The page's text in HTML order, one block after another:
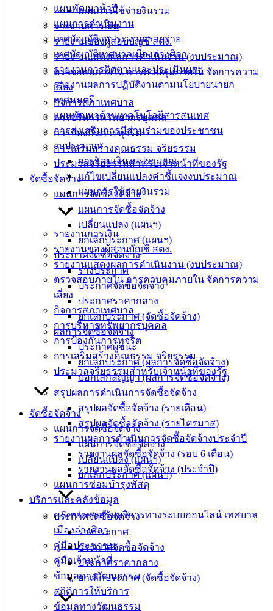
แผนการใช้จ่ายงินรวม
รายงานการเงิน
รายงานของผู้สอบบัญชี สตง.
รายงานแสดงผลการดำเนินงาน (งบประมาณ)
ตรวจสอบภายใน การควบคุมภายใน จัดการความ
เสี่ยง
กิจการสภาเทศบาล
การบริหารทรัพยากรบุคคล
การป้องกันการทุจริต
การเสริมสร้างคุณธรรม จริยธรรม
ประมวลจริยธรรมสำหรับเจ้าหน้าที่ของรัฐ
จัดซื้อจัดจ้าง
แผนการจัดซื้อจัดจ้าง
แผนการจัดซื้อจัดจ้าง
เปลี่ยนแปลง (แผนฯ)
ยกเลิกประกาศ (แผนฯ)
ประกาศจัดซื้อจัดจ้าง
ร่างประกาศ
ประกาศจัดซื้อจัดจ้าง
ประกาศราคากลาง
ยกเลิกประกาศ (จัดซื้อจัดจ้าง)
ผลการจัดซื้อจัดจ้าง
ประกาศผู้ชนะ
ยกเลิกประกาศ (ผลการจัดซื้อจัดจ้าง)
บอกเลิกสัญญา (ผลการจัดซื้อจัดจ้าง)
สรุปผลการดำเนินการจัดซื้อจัดจ้าง
สรุปผลจัดซื้อจัดจ้าง (รายเดือน)
สรุปผลจัดซื้อจัดจ้าง (รายไตรมาส)
รายงานผลการดำเนินการจัดซื้อจัดจ้างประจำปี
รายงานผลจัดซื้อจัดจ้าง (รอบ 6 เดือน)
รายงานผลจัดซื้อจัดจ้าง (ประจำปี)
แผนการซ่อมบำรุงพัสดุ
บริการและคลังข้อมูล
e-Service ขอรับบริการทางระบบออนไลน์ เทศบาล
เมืองอ่างศิลา
คู่มือประชาชน
คู่มือเจ้าหน้าที่
ข้อมูลทางวัฒนธรรม
สถิติการให้บริการ
ข้อมูลทางวัฒนธรรม
แผนพัฒนาห้าปี
แผนการดำเนินงาน
เทศบัญญัติงบประมาณรายจ่าย
เทศบัญญัติเทศบาลเมืองอ่างศิลา
รายงานการติดตามและประเมินผลฯ
รายงานผลการปฏิบัติงานตามนโยบายนายก
เทศมนตรี
แผนพัฒนาด้านเทคโนโลยีสารสนเทศ
การส่งเสริมการมีส่วนร่วมของประชาชน
งบประมาณ
การโอนเงินงบประมาณ
แก้ไขเปลี่ยนแปลงคำชี้แจงงบประมาณ
แผนการใช้จ่ายงินรวม
รายงานการเงิน
รายงานของผู้สอบบัญชี สตง.
รายงานแสดงผลการดำเนินงาน (งบประมาณ)
ตรวจสอบภายใน การควบคุมภายใน จัดการความ
เสี่ยง
กิจการสภาเทศบาล
การบริหารทรัพยากรบุคคล
การป้องกันการทุจริต
การเสริมสร้างคุณธรรม จริยธรรม
ประมวลจริยธรรมสำหรับเจ้าหน้าที่ของรัฐ
จัดซื้อจัดจ้าง
แผนการจัดซื้อจัดจ้าง
แผนการจัดซื้อจัดจ้าง
เปลี่ยนแปลง (แผนฯ)
ยกเลิกประกาศ (แผนฯ)
ประกาศจัดซื้อจัดจ้าง
ร่างประกาศ
ประกาศจัดซื้อจัดจ้าง
ประกาศราคากลาง
ยกเลิกประกาศ (จัดซื้อจัดจ้าง)
อิเล็กทรอนิกส์
องค์
ความรู้
(Knowledge
Management)
เทศบาล
สายตรง
นายก
ประวัติ
เทศบาล
ผู้บริหาร
และ
หัวหน้า
ส่วน
ราชการ
เทศบาล
สงวนลิขสิทธิ์ © 2563 เทศบาลเมืองอ่างศิลา จังหวัดชลบุรี |
angsilacity.go.th | Powered byBuuscript